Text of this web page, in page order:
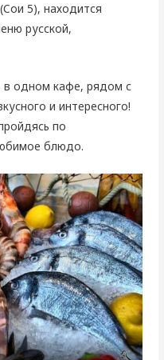
5), находится
русской,
в одном кафе, рядом с
и интересного!
по
блюдо.